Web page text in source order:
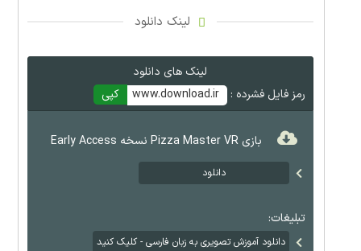
لینک دانلود
لینک های دانلود
رمز فایل فشرده :
www.download.ir کپی
بازی Pizza Master VR نسخه Early Access
دانلود
تبلیغات:
دانلود آموزش تصویری به زبان فارسی - کلیک کنید